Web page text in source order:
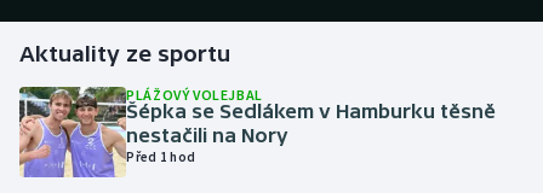
Golf
Gymnastika
Házená
Aktuality ze sportu
PLÁŽOVÝ VOLEJBAL
Šépka se Sedlákem v Hamburku těsně
nestačili na Nory
Před 1 hod